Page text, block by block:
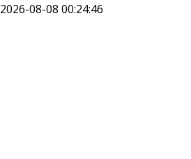
2026-08-08 00:24:46